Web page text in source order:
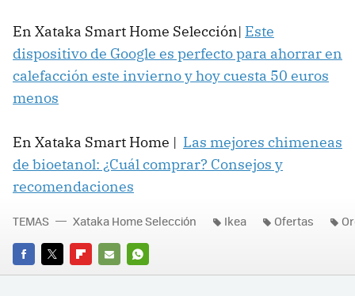
En Xataka Smart Home Selección| Este
dispositivo de Google es perfecto para ahorrar en
calefacción este invierno y hoy cuesta 50 euros
menos
En Xataka Smart Home | Las mejores chimeneas
de bioetanol: ¿Cuál comprar? Consejos y
recomendaciones
FACEBOOK
TWITTERFLIPBOARD
E-
WHATSAPP
TEMAS Xataka Home Selección Ikea Ofertas